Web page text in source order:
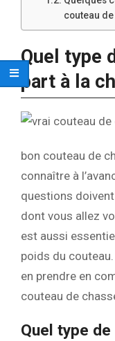
couteau
Quel type
part à la
bon couteau de
connaître à
questions
dont vous allez
est aussi
poids du
en prendre en
couteau de
Quel type de